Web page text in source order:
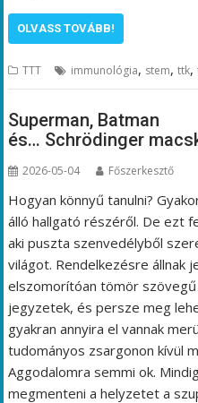
OLVASS TOVÁBB!
TTT immunológia, stem,ttk,
Superman, Batman
és… Schrödinger
2026-05-04 Főszerkesztő
Hogyan könnyű tanulni?
álló hallgató részéről. De ezt
aki puszta szenvedélyből
világot. Rendelkezésre állnak
elszomorítóan tömör
jegyzetek, és persze meg
gyakran annyira el vannak
tudományos zsargonon kívül
Aggodalomra semmi ok.
megmenteni a helyzetet a